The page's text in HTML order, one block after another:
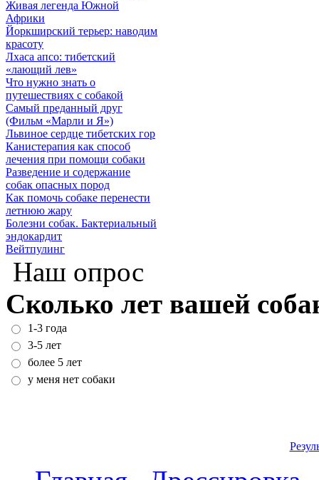
Живая легенда Южной
Африки
Йоркширский терьер: наводим
красоту
Лхаса апсо: тибетский
«лающий лев»
Что нужно знать о
путешествиях с собакой
Самый преданный друг
(Фильм «Марли и Я»)
Львиное сердце тибетских гор
Канистерапия как способ
лечения при помощи собаки
Разведение и содержание
собак опасных пород
Как помочь собаке перенести
летнюю жару
Болезни собак. Бактериальный
эндокардит
Вейтпулинг
Наш опрос
Сколько лет вашей
1-3 года
3-5 лет
более 5 лет
у меня нет собаки